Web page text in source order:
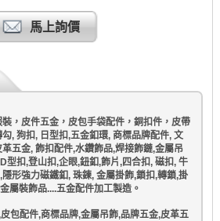
馬上詢價
，皮件五金，皮包手袋配件，銅扣件，皮帶
, 狗扣, 日型扣,五金釦環, 商標品牌配件, 文
五金, 飾扣配件,水鑽飾品,焊接飾鏈,金屬吊
型扣,登山扣,企眼,鈕釦,飾片,四合扣, 磁扣, 牛
形強力磁鐵釦, 珠鍊, 金屬掛飾,鎖扣,轉鎖,掛
屬裝飾品....五金配件加工製造。
包配件,商標品牌,金屬吊飾,品牌五金,皮革五